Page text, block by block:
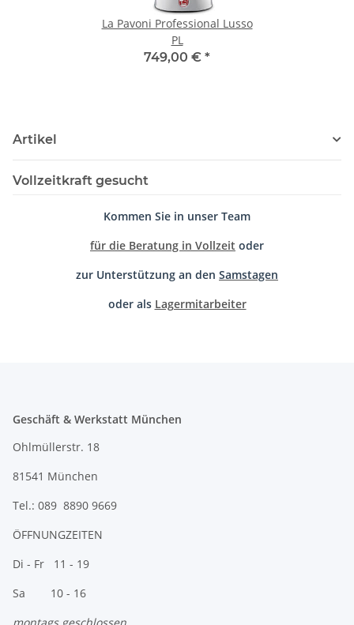
La Pavoni Professional Lusso
PL
749,00 € *
Artikel
Vollzeitkraft gesucht
Kommen Sie in unser Team
für die Beratung in Vollzeit oder
zur Unterstützung an den Samstagen
oder als Lagermitarbeiter
Geschäft & Werkstatt München
Ohlmüllerstr. 18
81541 München
Tel.: 089 8890 9669
ÖFFNUNGZEITEN
Di - Fr 11 - 19
Sa 10 - 16